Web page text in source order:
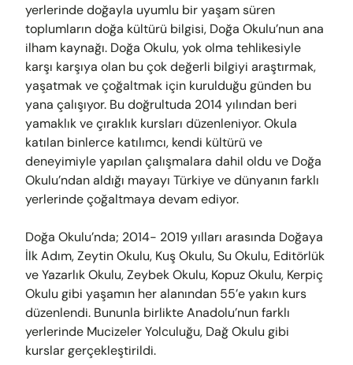
yerlerinde doğayla uyumlu bir yaşam süren
toplumların doğa kültürü bilgisi, Doğa Okulu’nun ana
ilham kaynağı. Doğa Okulu, yok olma tehlikesiyle
karşı karşıya olan bu çok değerli bilgiyi araştırmak,
yaşatmak ve çoğaltmak için kurulduğu günden bu
yana çalışıyor. Bu doğrultuda 2014 yılından beri
yamaklık ve çıraklık kursları düzenleniyor. Okula
katılan binlerce katılımcı, kendi kültürü ve
deneyimiyle yapılan çalışmalara dahil oldu ve Doğa
Okulu’ndan aldığı mayayı Türkiye ve dünyanın farklı
yerlerinde çoğaltmaya devam ediyor.
Doğa Okulu’nda; 2014- 2019 yılları arasında Doğaya
İlk Adım, Zeytin Okulu, Kuş Okulu, Su Okulu, Editörlük
ve Yazarlık Okulu, Zeybek Okulu, Kopuz Okulu, Kerpiç
Okulu gibi yaşamın her alanından 55’e yakın kurs
düzenlendi. Bununla birlikte Anadolu’nun farklı
yerlerinde Mucizeler Yolculuğu, Dağ Okulu gibi
kurslar gerçekleştirildi.